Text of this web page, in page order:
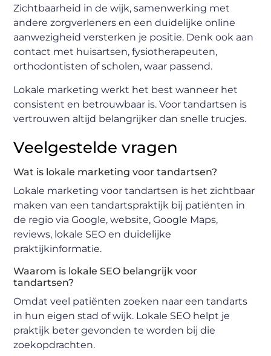
Zichtbaarheid in de wijk, samenwerking met
andere zorgverleners en een duidelijke online
aanwezigheid versterken je positie. Denk ook aan
contact met huisartsen, fysiotherapeuten,
orthodontisten of scholen, waar passend.
Lokale marketing werkt het best wanneer het
consistent en betrouwbaar is. Voor tandartsen is
vertrouwen altijd belangrijker dan snelle trucjes.
Veelgestelde vragen
Wat is lokale marketing voor tandartsen?
Lokale marketing voor tandartsen is het zichtbaar
maken van een tandartspraktijk bij patiënten in
de regio via Google, website, Google Maps,
reviews, lokale SEO en duidelijke
praktijkinformatie.
Waarom is lokale SEO belangrijk voor
tandartsen?
Omdat veel patiënten zoeken naar een tandarts
in hun eigen stad of wijk. Lokale SEO helpt je
praktijk beter gevonden te worden bij die
zoekopdrachten.